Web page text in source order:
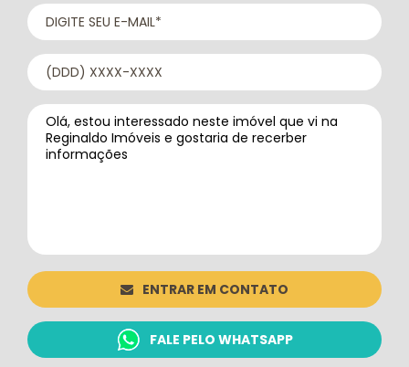
ENTRAR EM CONTATO
FALE PELO WHATSAPP